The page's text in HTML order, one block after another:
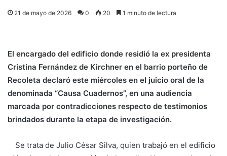
21 de mayo de 2026 0 20 1 minuto de lectura
El encargado del edificio donde residió la ex presidenta
Cristina Fernández de Kirchner en el barrio porteño de
Recoleta declaró este miércoles en el juicio oral de la
denominada “Causa Cuadernos”, en una audiencia
marcada por contradicciones respecto de testimonios
brindados durante la etapa de investigación.
Se trata de Julio César Silva, quien trabajó en el edificio